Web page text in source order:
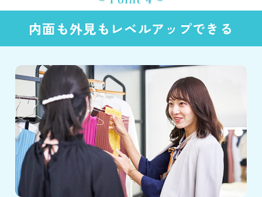
内面も外見もレベルアップできる